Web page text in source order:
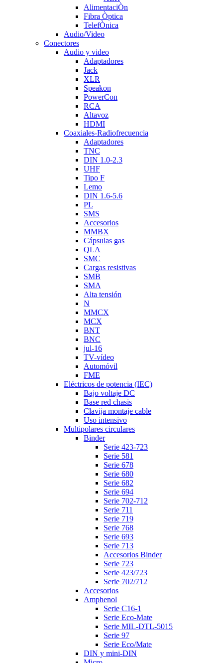
AlimentaciÒn
Fibra Òptica
TelefÒnica
Audio/Video
Conectores
Audio y video
Adaptadores
Jack
XLR
Speakon
PowerCon
RCA
Altavoz
HDMI
Coaxiales-Radiofrecuencia
Adaptadores
TNC
DIN 1.0-2.3
UHF
Tipo F
Lemo
DIN 1.6-5.6
PL
SMS
Accesorios
MMBX
Cápsulas gas
QLA
SMC
Cargas resistivas
SMB
SMA
Alta tensión
N
MMCX
MCX
BNT
BNC
jul-16
TV-vídeo
Automóvil
FME
Eléctricos de potencia (IEC)
Bajo voltaje DC
Base red chasis
Clavija montaje cable
Uso intensivo
Multipolares circulares
Binder
Serie 423-723
Serie 581
Serie 678
Serie 680
Serie 682
Serie 694
Serie 702-712
Serie 711
Serie 719
Serie 768
Serie 693
Serie 713
Accesorios Binder
Serie 723
Serie 423/723
Serie 702/712
Accesorios
Amphenol
Serie C16-1
Serie Eco-Mate
Serie MIL-DTL-5015
Serie 97
Serie Eco/Mate
DIN y mini-DIN